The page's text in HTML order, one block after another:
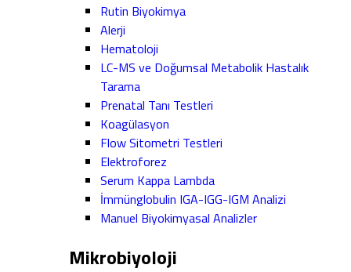
Rutin Biyokimya
Alerji
Hematoloji
LC-MS ve Doğumsal Metabolik Hastalık
Tarama
Prenatal Tanı Testleri
Koagülasyon
Flow Sitometri Testleri
Elektroforez
Serum Kappa Lambda
İmmünglobulin IGA-IGG-IGM Analizi
Manuel Biyokimyasal Analizler
Mikrobiyoloji